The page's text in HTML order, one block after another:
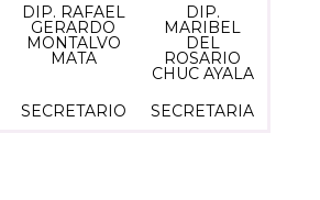
DIP. RAFAEL
GERARDO
MONTALVO
MATA
DIP.
MARIBEL
DEL
ROSARIO
CHUC AYALA
SECRETARIO SECRETARIA